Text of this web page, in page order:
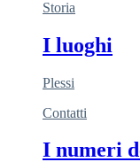
Storia
I luoghi
Plessi
Contatti
I numeri